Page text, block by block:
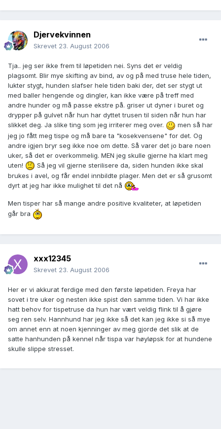
Djervekvinnen
Skrevet 23. August 2006
Tja.. jeg ser ikke frem til løpetiden nei. Syns det er veldig
plagsomt. Blir mye skifting av bind, av og på med truse hele tiden,
lukter stygt, hunden slafser hele tiden baki der, det ser stygt ut
med baller hengende og dingler, kan ikke være på treff med
andre hunder og må passe ekstre på. griser ut dyner i buret og
drypper på gulvet når hun har dyttet trusen til siden når hun har
slikket deg. Ja slike ting som jeg irriterer meg over.
men så har
jeg jo fått meg tispe og må bare ta "kosekvensene" for det. Og
andre igjen bryr seg ikke noe om dette. Så varer det jo bare noen
uker, så det er overkommelig. MEN jeg skulle gjerne ha klart meg
uten!
Så jeg vil gjerne sterilisere da, siden hunden ikke skal
brukes i avel, og får endel innbildte plager. Men det er så grusomt
dyrt at jeg har ikke mulighet til det nå
Men tisper har så mange andre positive kvaliteter, at løpetiden
går bra
xxx12345
Skrevet 23. August 2006
Her er vi akkurat ferdige med den første løpetiden. Freya har
sovet i tre uker og nesten ikke spist den samme tiden. Vi har ikke
hatt behov for tispetruse da hun har vært veldig flink til å gjøre
seg ren selv. Hannhund har jeg ikke så det kan jeg ikke si så mye
om annet enn at noen kjenninger av meg gjorde det slik at de
satte hanhunden på kennel når tispa var høyløpsk for at hundene
skulle slippe stresset.